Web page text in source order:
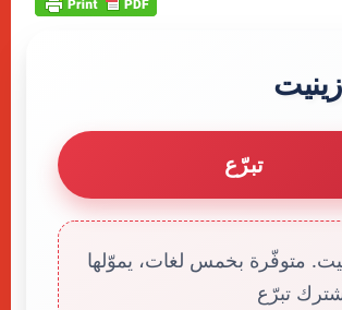
تبرّع
متوفّرة بخمس لغات، يموّلها
تبرّع